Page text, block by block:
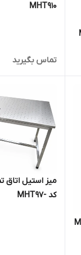
MHT910
تماس بگیرید
میز استیل
کد -MHT97